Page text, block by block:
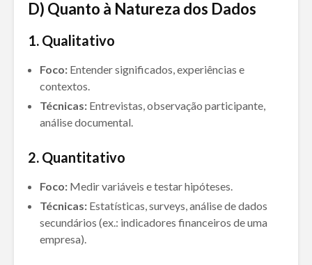
D) Quanto à Natureza dos Dados
1. Qualitativo
Foco: Entender significados, experiências e
contextos.
Técnicas: Entrevistas, observação participante,
análise documental.
2. Quantitativo
Foco: Medir variáveis e testar hipóteses.
Técnicas: Estatísticas, surveys, análise de dados
secundários (ex.: indicadores financeiros de uma
empresa).